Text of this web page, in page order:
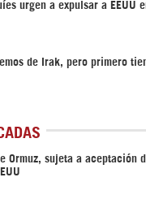
urgen a expulsar a EEUU
de Irak, pero primero
Ormuz, sujeta a aceptación